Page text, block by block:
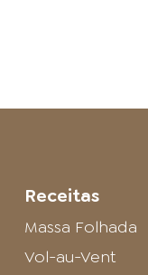
Receitas
Massa Folhada
Vol-au-Vent